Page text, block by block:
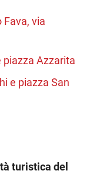
via
piazza Azzarita
e piazza San
turistica del